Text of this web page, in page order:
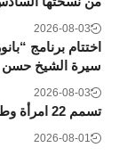
2026-08-03
اختتام برنامج
سيرة الشيخ حسن
2026-08-03
تسمم 22 امرأة وطفلاً في الفلوجة العراقية
2026-08-01